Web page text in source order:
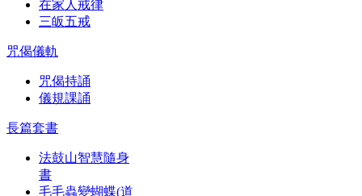
在家人戒律
三皈五戒
咒偈儀軌
咒偈持誦
儀規課誦
長篇套書
法鼓山智慧隨身
書
毛毛蟲變蝴蝶(道